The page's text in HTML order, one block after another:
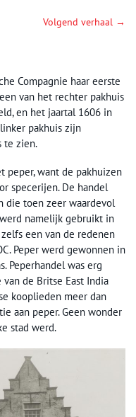
Volgend verhaal →
Compagnie haar eerste
van het rechter pakhuis
en het jaartal 1606 in
pakhuis zijn
te zien.
peper, want de pakhuizen
specerijen. De handel
die toen zeer waardevol
namelijk gebruikt in
een van de redenen
Peper werd gewonnen in
Peperhandel was erg
de Britse East India
kooplieden meer dan
aan peper. Geen wonder
stad werd.